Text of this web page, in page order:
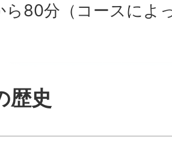
ら80分（コースによ
歴史